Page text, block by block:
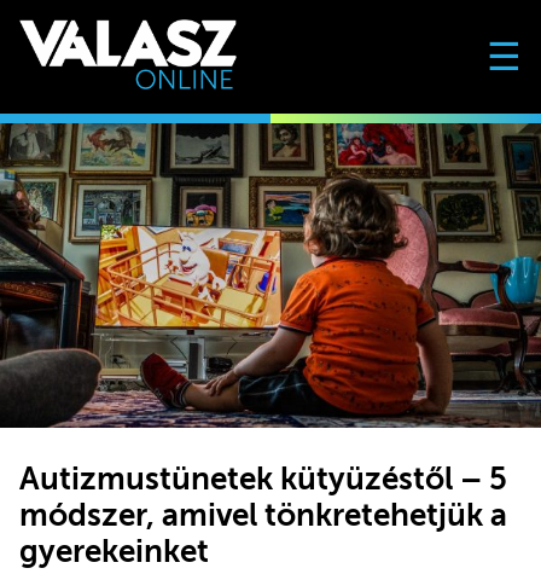
☰
Autizmustünetek kütyüzéstől – 5
módszer, amivel tönkretehetjük a
gyerekeinket